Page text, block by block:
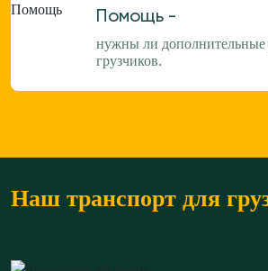
Помощь -
нужны ли дополнительные
грузчиков.
Наш транспорт для